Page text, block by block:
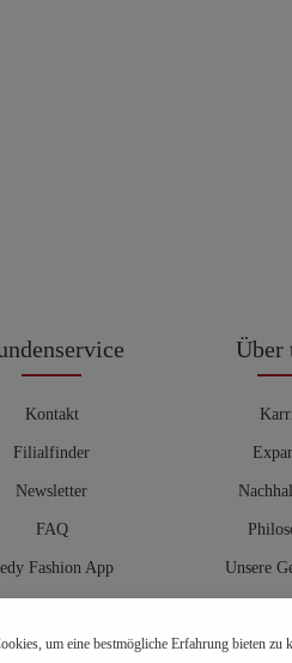
Kontakt
Filialfinder
Newsletter
FAQ
Fashion App
Hosenberater
Über
Unsere
um eine bestmögliche Erfahrung bieten zu